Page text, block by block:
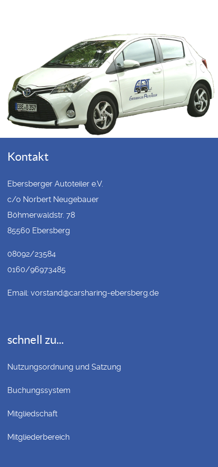
Kontakt
Ebersberger Autoteiler e.V.
c/o Norbert Neugebauer
Böhmerwaldstr. 78
85560 Ebersberg
08092/23584
0160/96973485
Email: vorstand@carsharing-ebersberg.de
schnell zu...
Nutzungsordnung und Satzung
Buchungssystem
Mitgliedschaft
Mitgliederbereich